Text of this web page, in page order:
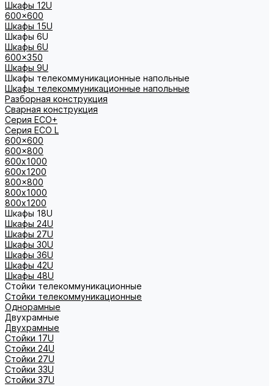
Шкафы 12U
600x600
Шкафы 15U
Шкафы 6U
Шкафы 6U
600x350
Шкафы 9U
Шкафы телекоммуникационные напольные
Шкафы телекоммуникационные напольные
Разборная конструкция
Сварная конструкция
Серия ECO+
Серия ECO L
600x600
600x800
600х1000
600х1200
800x800
800х1000
800х1200
Шкафы 18U
Шкафы 24U
Шкафы 27U
Шкафы 30U
Шкафы 36U
Шкафы 42U
Шкафы 48U
Стойки телекоммуникационные
Стойки телекоммуникационные
Однорамные
Двухрамные
Двухрамные
Стойки 17U
Стойки 24U
Стойки 27U
Стойки 33U
Стойки 37U